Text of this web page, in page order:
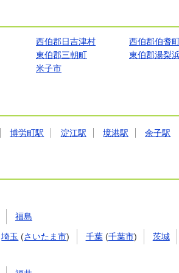
西伯郡日吉津村
西伯郡伯耆
東伯郡三朝町
東伯郡湯梨
米子市
博労町駅 淀江駅 境港駅 余子駅
福島
埼玉 (さいたま市) 千葉(千葉市) 茨城